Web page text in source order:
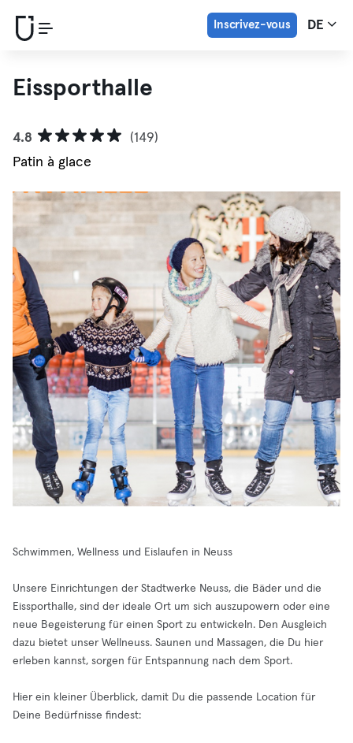
Inscrivez-vous DE
Eissporthalle
4.8
(149)
Patin à glace
Schwimmen, Wellness und Eislaufen in Neuss
Unsere Einrichtungen der Stadtwerke Neuss, die Bäder und die
Eissporthalle, sind der ideale Ort um sich auszupowern oder eine
neue Begeisterung für einen Sport zu entwickeln. Den Ausgleich
dazu bietet unser Wellneuss. Saunen und Massagen, die Du hier
erleben kannst, sorgen für Entspannung nach dem Sport.
Hier ein kleiner Überblick, damit Du die passende Location für
Deine Bedürfnisse findest: